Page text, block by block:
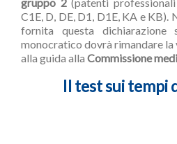
C1E, D, DE, D1, D1E, KA e KB).
fornita questa dichiarazione
monocratico dovrà rimandare la
alla guida alla Commissione
Il test sui tempi